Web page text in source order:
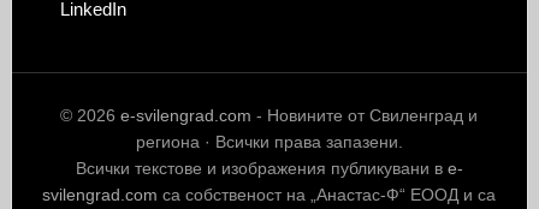
LinkedIn
© 2026e-svilengrad.com - Новините от Свиленград и
региона · Всички права запазени.
Всички текстове и изображения публикувани в e-
svilengrad.com са собственост на „Анастас-Ф“ ЕООД и са